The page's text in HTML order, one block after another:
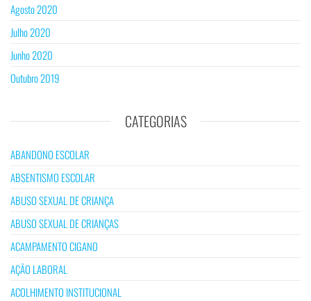
Agosto 2020
Julho 2020
Junho 2020
Outubro 2019
CATEGORIAS
ABANDONO ESCOLAR
ABSENTISMO ESCOLAR
ABUSO SEXUAL DE CRIANÇA
ABUSO SEXUAL DE CRIANÇAS
ACAMPAMENTO CIGANO
AÇÃO LABORAL
ACOLHIMENTO INSTITUCIONAL